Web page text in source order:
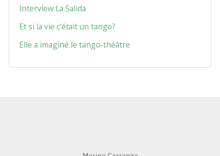
Interview La Salida
Et si la vie c’était un tango?
Elle a imaginé le tango-théâtre